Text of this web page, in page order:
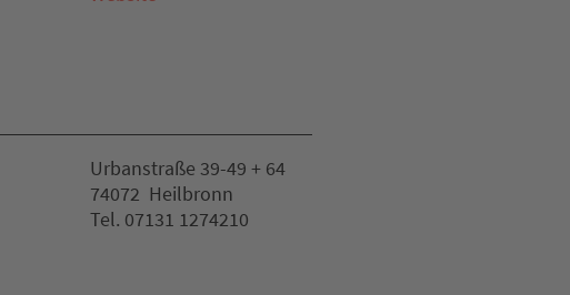
Urbanstraße 39-49 + 64
74072 Heilbronn
Tel. 07131 1274210